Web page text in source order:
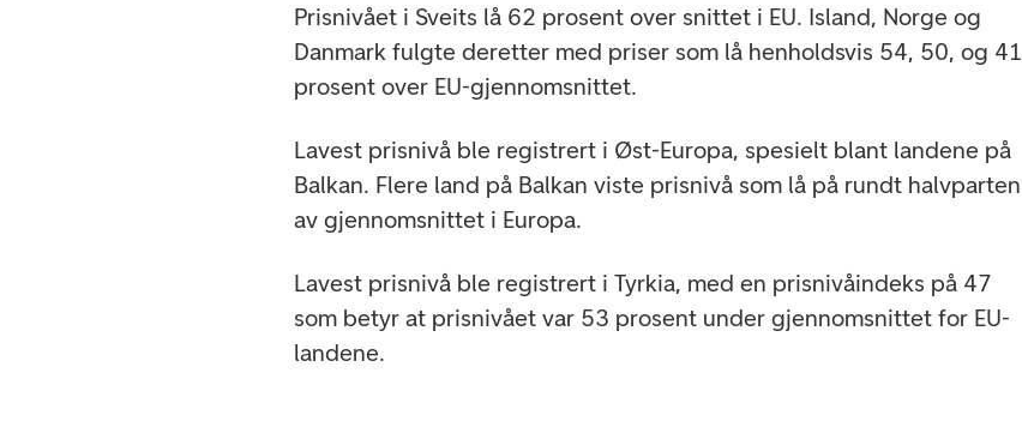
Prisnivået i Sveits lå 62 prosent over snittet i EU. Island, Norge og
Danmark fulgte deretter med priser som lå henholdsvis 54, 50, og 41
prosent over EU-gjennomsnittet.
Lavest prisnivå ble registrert i Øst-Europa, spesielt blant landene på
Balkan. Flere land på Balkan viste prisnivå som lå på rundt halvparten
av gjennomsnittet i Europa.
Lavest prisnivå ble registrert i Tyrkia, med en prisnivåindeks på 47
som betyr at prisnivået var 53 prosent under gjennomsnittet for EU-
landene.